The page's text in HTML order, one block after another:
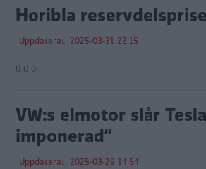
Horibla
Uppdaterat: 2025-03-31 22:15
0 0 0
VW:s elmotor slår
imponerad”
Uppdaterat: 2025-03-29 14:54